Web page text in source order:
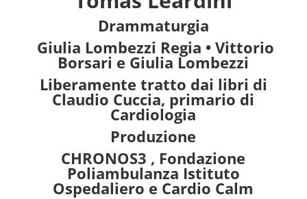
Drammaturgia
Giulia Lombezzi Regia • Vittorio
Borsari e Giulia Lombezzi
Liberamente tratto dai libri di
Claudio Cuccia, primario di
Cardiologia
Produzione
CHRONOS3 , Fondazione
Poliambulanza Istituto
Ospedaliero e Cardio Calm